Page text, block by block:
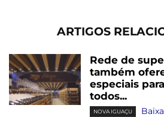
ARTIGOS
Rede de
também
especiais
todos...
NOVA IGUAÇU